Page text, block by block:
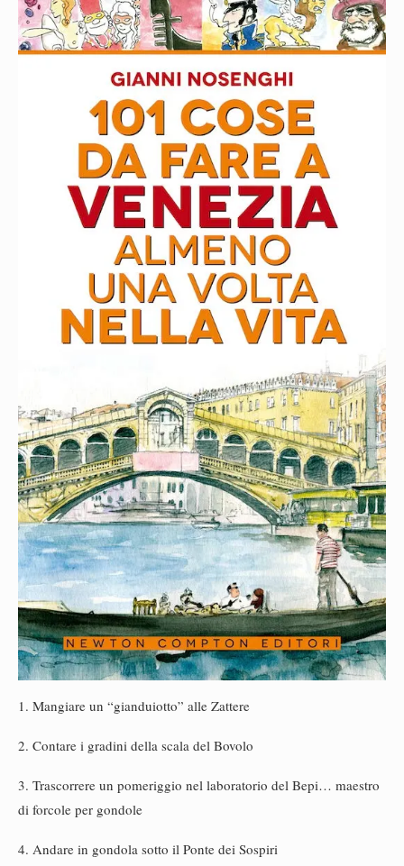
1. Mangiare un “gianduiotto” alle Zattere
2. Contare i gradini della scala del Bovolo
3. Trascorrere un pomeriggio nel laboratorio del Bepi… maestro
di forcole per gondole
4. Andare in gondola sotto il Ponte dei Sospiri